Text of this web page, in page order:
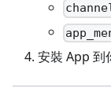
安裝 App